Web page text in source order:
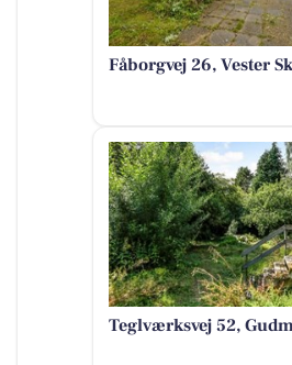
Fåborgvej 26, Vester
Teglværksvej 52,